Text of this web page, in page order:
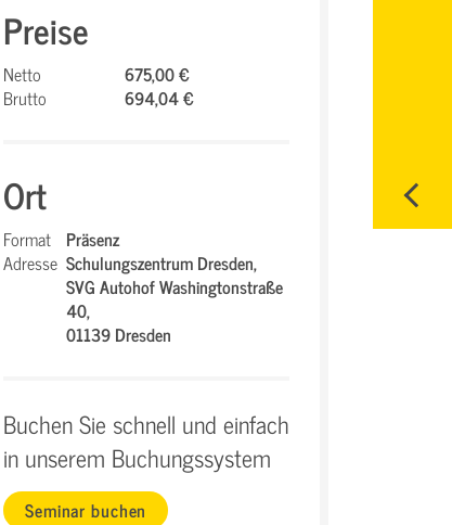
Preise
Netto
675,00 €
Brutto
694,04 €
Ort
Format Präsenz
Adresse Schulungszentrum Dresden,
SVG Autohof Washingtonstraße
40,
01139 Dresden
Buchen Sie schnell und einfach
in unserem Buchungssystem
Seminar buchen